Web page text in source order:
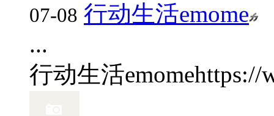
07-08 行动生活emome
...
行动生活emomehttps://